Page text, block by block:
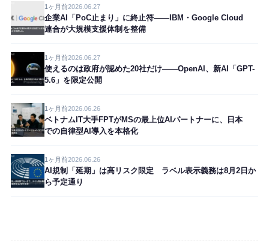
1ヶ月前2026.06.27
企業AI「PoC止まり」に終止符——IBM・Google Cloud
連合が大規模支援体制を整備
1ヶ月前2026.06.27
使えるのは政府が認めた20社だけ——OpenAI、新AI「GPT-
5.6」を限定公開
1ヶ月前2026.06.26
ベトナムIT大手FPTがMSの最上位AIパートナーに、日本
での自律型AI導入を本格化
1ヶ月前2026.06.26
AI規制「延期」は高リスク限定 ラベル表示義務は8月2日か
ら予定通り